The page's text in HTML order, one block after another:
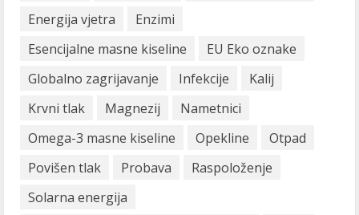
Energija vjetra
Enzimi
Esencijalne masne kiseline
EU Eko oznake
Globalno zagrijavanje
Infekcije
Kalij
Krvni tlak
Magnezij
Nametnici
Omega-3 masne kiseline
Opekline
Otpad
Povišen tlak
Probava
Raspoloženje
Solarna energija